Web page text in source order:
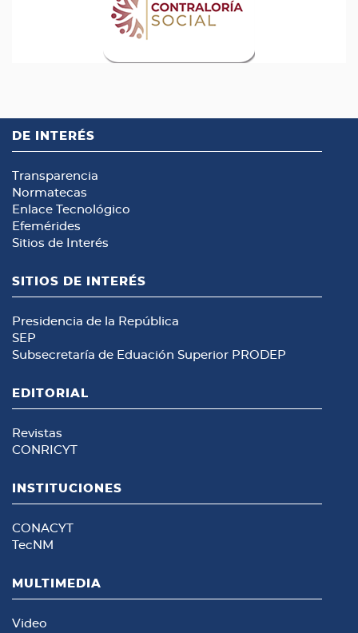
DE INTERÉS
Transparencia
Normatecas
Enlace Tecnológico
Efemérides
Sitios de Interés
SITIOS DE INTERÉS
Presidencia de la República
SEP
Subsecretaría de Eduación Superior PRODEP
EDITORIAL
Revistas
CONRICYT
INSTITUCIONES
CONACYT
TecNM
MULTIMEDIA
Video